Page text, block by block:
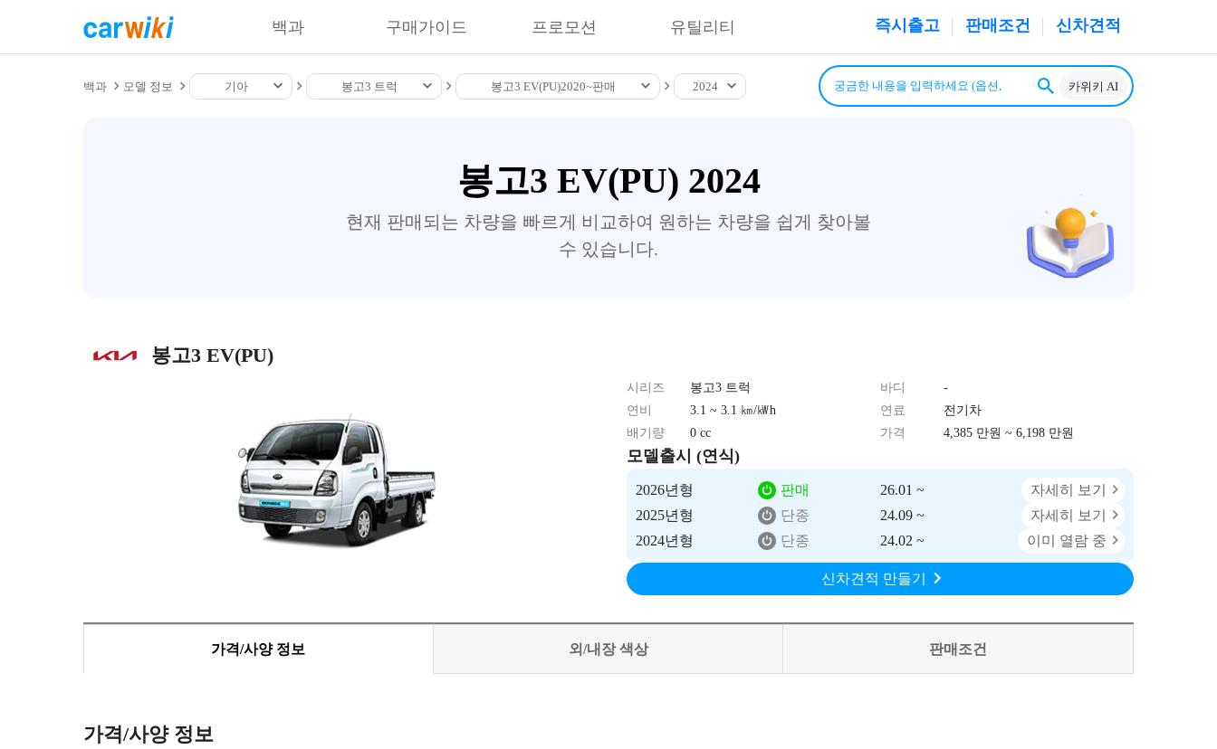
즉시출고 판매조건 신차견적
백과 구매가이드 프로모션 유틸리티
백과 모델 정보 기아 봉고3 트럭 봉고3 EV(PU)2020~판매 2024 카위키 AI
봉고3 EV(PU) 2024
현재 판매되는 차량을 빠르게 비교하여 원하는 차량을 쉽게 찾아볼
수 있습니다.
봉고3 EV(PU)
시리즈 봉고3 트럭 바디
-
연비
3.1 ~ 3.1 ㎞/㎾h 연료
전기차
배기량
0 cc 가격 4,385 만원 ~ 6,198 만원
모델출시 (연식)
2026년형 판매 26.01 ~
자세히 보기
2025년형
단종 24.09 ~
자세히 보기
2024년형
단종 24.02 ~ 이미 열람 중
신차견적 만들기
가격/사양 정보 외/내장 색상 판매조건
가격/사양 정보